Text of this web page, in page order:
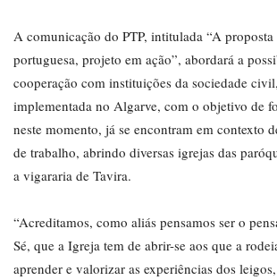
A comunicação do PTP, intitulada “A proposta
portuguesa, projeto em ação”, abordará a
cooperação com instituições da sociedade
implementada no Algarve, com o objetivo de
neste momento, já se encontram em contexto
de trabalho, abrindo diversas igrejas das
a vigararia de Tavira.
“Acreditamos, como aliás pensamos ser o
Sé, que a Igreja tem de abrir-se aos que a
aprender e valorizar as experiências dos